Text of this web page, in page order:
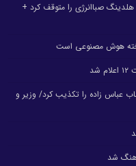
صباانرژی را متوقف کرد +
هوش مصنوعی است
عباس زاده را تکذیب کرد/ وزیر و
شد